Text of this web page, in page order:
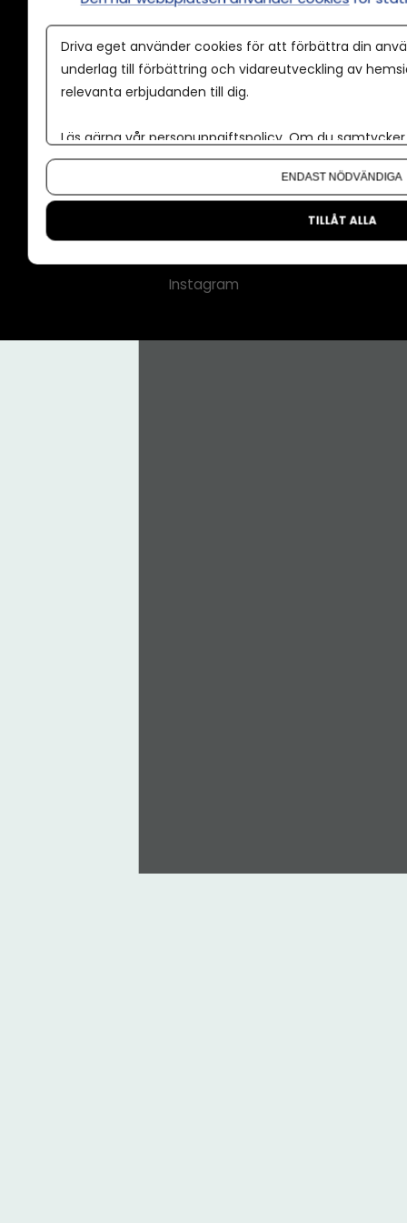
Annonspolicy
Tillgänglighet
Kontakt
Nyhetsbrev
CMS för medier
Instagram
Driva eget använder cookies för att förbättra din
underlag till förbättring och vidareutveckling av
relevanta erbjudanden till dig.
Läs gärna vår personuppgiftspolicy. Om du
Om du vill ändra ditt val i efterhand hittar du den
ENDAST NÖDVÄNDIGA
TILLÅT ALLA